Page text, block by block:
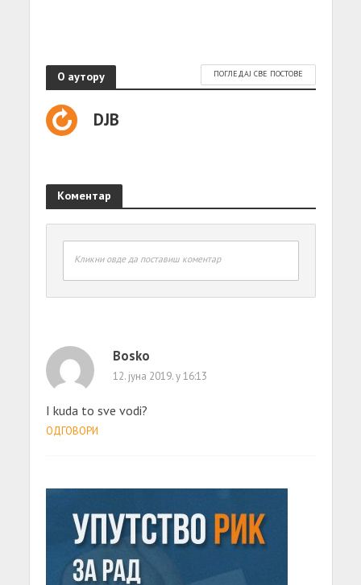
О аутору ПОГЛЕДАЈ СВЕ ПОСТОВЕ
DJB
Коментар
Кликни овде да поставиш коментар
Bosko
12. јуна 2019. у 16:13
I kuda to sve vodi?
ОДГОВОРИ